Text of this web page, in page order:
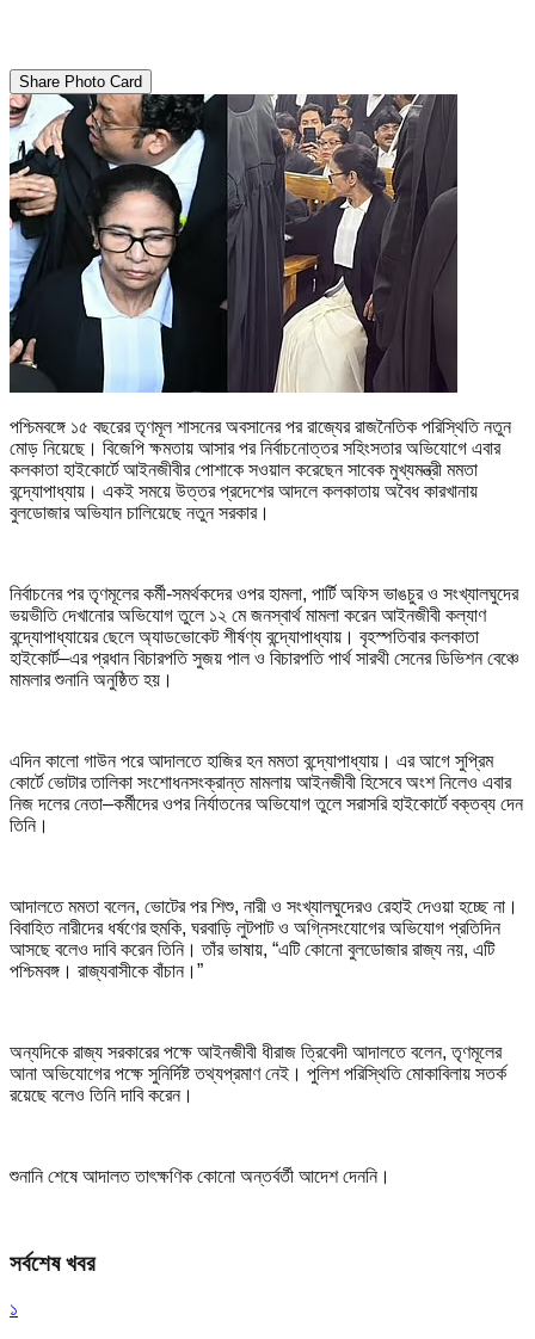
Share Photo Card
পশ্চিমবঙ্গে ১৫ বছরের তৃণমূল শাসনের অবসানের পর রাজ্যের রাজনৈতিক পরিস্থিতি নতুন
মোড় নিয়েছে। বিজেপি ক্ষমতায় আসার পর নির্বাচনোত্তর সহিংসতার অভিযোগে এবার
কলকাতা হাইকোর্টে আইনজীবীর পোশাকে সওয়াল করেছেন সাবেক মুখ্যমন্ত্রী মমতা
বন্দ্যোপাধ্যায়। একই সময়ে উত্তর প্রদেশের আদলে কলকাতায় অবৈধ কারখানায়
বুলডোজার অভিযান চালিয়েছে নতুন সরকার।
নির্বাচনের পর তৃণমূলের কর্মী-সমর্থকদের ওপর হামলা, পার্টি অফিস ভাঙচুর ও সংখ্যালঘুদের
ভয়ভীতি দেখানোর অভিযোগ তুলে ১২ মে জনস্বার্থ মামলা করেন আইনজীবী কল্যাণ
বন্দ্যোপাধ্যায়ের ছেলে অ্যাডভোকেট শীর্ষণ্য বন্দ্যোপাধ্যায়। বৃহস্পতিবার কলকাতা
হাইকোর্ট–এর প্রধান বিচারপতি সুজয় পাল ও বিচারপতি পার্থ সারথী সেনের ডিভিশন বেঞ্চে
মামলার শুনানি অনুষ্ঠিত হয়।
এদিন কালো গাউন পরে আদালতে হাজির হন মমতা বন্দ্যোপাধ্যায়। এর আগে সুপ্রিম
কোর্টে ভোটার তালিকা সংশোধনসংক্রান্ত মামলায় আইনজীবী হিসেবে অংশ নিলেও এবার
নিজ দলের নেতা–কর্মীদের ওপর নির্যাতনের অভিযোগ তুলে সরাসরি হাইকোর্টে বক্তব্য দেন
তিনি।
আদালতে মমতা বলেন, ভোটের পর শিশু, নারী ও সংখ্যালঘুদেরও রেহাই দেওয়া হচ্ছে না।
বিবাহিত নারীদের ধর্ষণের হুমকি, ঘরবাড়ি লুটপাট ও অগ্নিসংযোগের অভিযোগ প্রতিদিন
আসছে বলেও দাবি করেন তিনি। তাঁর ভাষায়, “এটি কোনো বুলডোজার রাজ্য নয়, এটি
পশ্চিমবঙ্গ। রাজ্যবাসীকে বাঁচান।”
অন্যদিকে রাজ্য সরকারের পক্ষে আইনজীবী ধীরাজ ত্রিবেদী আদালতে বলেন, তৃণমূলের
আনা অভিযোগের পক্ষে সুনির্দিষ্ট তথ্যপ্রমাণ নেই। পুলিশ পরিস্থিতি মোকাবিলায় সতর্ক
রয়েছে বলেও তিনি দাবি করেন।
শুনানি শেষে আদালত তাৎক্ষণিক কোনো অন্তর্বর্তী আদেশ দেননি।
সর্বশেষ খবর
১